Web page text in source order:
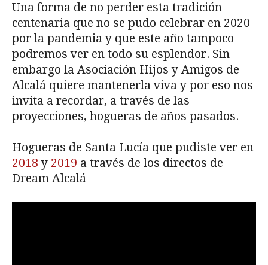
Una forma de no perder esta tradición
centenaria que no se pudo celebrar en 2020
por la pandemia y que este año tampoco
podremos ver en todo su esplendor. Sin
embargo la Asociación Hijos y Amigos de
Alcalá quiere mantenerla viva y por eso nos
invita a recordar, a través de las
proyecciones, hogueras de años pasados.
Hogueras de Santa Lucía que pudiste ver en
2018 y 2019 a través de los directos de
Dream Alcalá